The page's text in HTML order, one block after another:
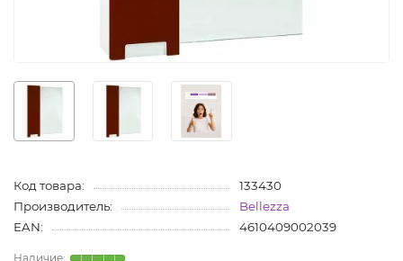
Код товара:
133430
Производитель:
Bellezza
EAN:
4610409002039